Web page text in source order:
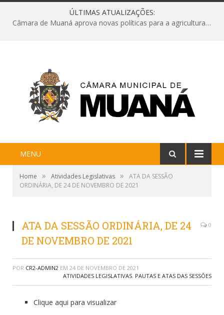
ÚLTIMAS ATUALIZAÇÕES:
Câmara de Muaná aprova novas políticas para a agricultura e solicita reforma da Ponte do Reduto
MENU
Home » Atividades Legislativas »
ATA DA SESSÃO
ORDINÁRIA, DE 24 DE NOVEMBRO DE 2021
ATA DA SESSÃO ORDINÁRIA, DE 24
DE NOVEMBRO DE 2021
0
POR CR2-ADMIN2 EM 24 DE NOVEMBRO DE 2021
ATIVIDADES LEGISLATIVAS, PAUTAS E ATAS DAS SESSÕES
Clique aqui para visualizar